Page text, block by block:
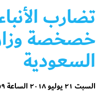
تضارب
خصخصة
السعودية
السبت ٢١ يوليو ٢٠١٨ الساعة ١٠:٥٩ صباحاً